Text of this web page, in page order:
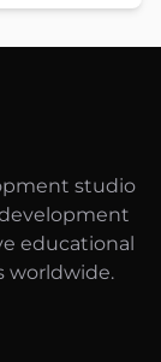
studio
educational
worldwide.